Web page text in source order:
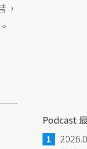
，
Podcast